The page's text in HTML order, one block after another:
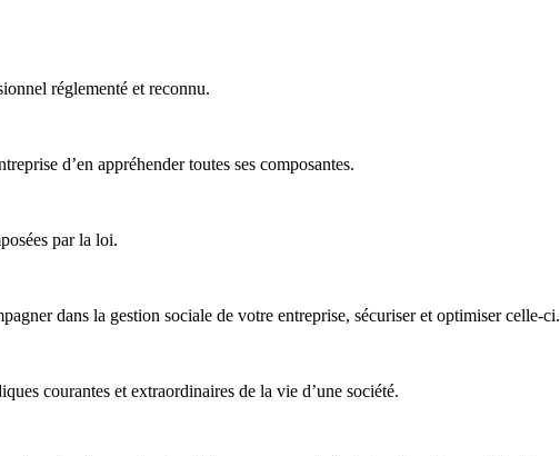
réglementé et reconnu.
d’en appréhender toutes ses composantes.
par la loi.
dans la gestion sociale de votre entreprise, sécuriser et optimiser celle-ci.
courantes et extraordinaires de la vie d’une société.